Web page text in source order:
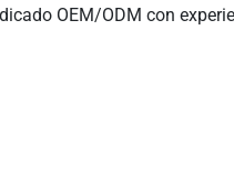
OEM/ODM con